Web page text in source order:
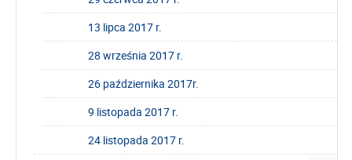
13 lipca 2017 r.
28 września 2017 r.
26 października 2017r.
9 listopada 2017 r.
24 listopada 2017 r.